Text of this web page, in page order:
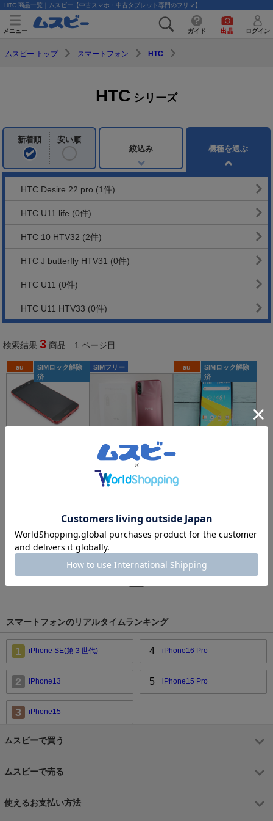
HTC 商品一覧｜ムスビー【中古スマホ・中古タブレット専門のフリマ】
メニュー ガイド 出品 ログイン
ムスビー トップ スマートフォン HTC
HTC シリーズ
新着順
安い順
絞込み
機種を選ぶ
HTC Desire 22 pro (1件)
HTC U11 life (0件)
HTC 10 HTV32 (2件)
HTC J butterfly HTV31 (0件)
HTC U11 (0件)
HTC U11 HTV33 (0件)
検索結果 3 商品 1 ページ目
au
SIMロック解除
済
除済み Bランク
SIMフリー
J
ジャンク
品
￥14,000
esire 22 pro SIMフリ
9889
au
SIMロック解除
済
検索結果
商品 1 ページ目
1
スマートフォンのリアルタイムランキング
1 iPhone SE(第３世代)
2 iPhone13
3 iPhone15
4 iPhone16 Pro
5 iPhone15 Pro
ムスビーで買う
ムスビーで売る
使えるお支払い方法